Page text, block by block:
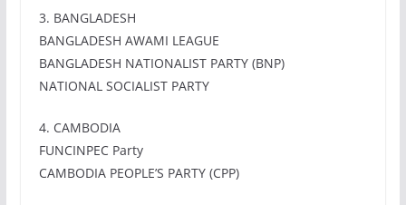
3. BANGLADESH
BANGLADESH AWAMI LEAGUE
BANGLADESH NATIONALIST PARTY (BNP)
NATIONAL SOCIALIST PARTY
4. CAMBODIA
FUNCINPEC Party
CAMBODIA PEOPLE’S PARTY (CPP)